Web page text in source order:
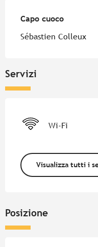
Capo cuoco
Capo cuoco
Sébastien Colleux
Servizi
Wi-Fi
Visualizza tutti i
Posizione